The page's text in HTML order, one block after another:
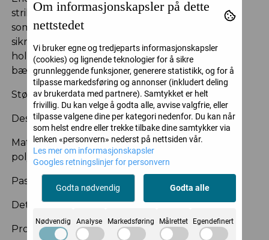
strikkede sokker med et delikat heklet mønster
som gir en raffinert tekstur. Den myke kanten
sikrer komfort, mens forsterket tåparti gir ekstra
holdbarhet. Laget av resirkulert garn for et mer
bærekraftig valg.
Størrelse: One size
Design: Strikkede sokker med heklet look
Materiale: 92% SENSIL® EcoCare resirkulert
polyamid, 8% creora® elastan
Passform: Myk kant for komfort
Detaljer: Forsterket tå
Produksjon: Laget i Italia
Om informasjonskapsler på dette
nettstedet
Vi bruker egne og tredjeparts informasjonskapsler
(cookies) og lignende teknologier for å sikre
grunnleggende funksjoner, generere statistikk, og for å
tilpasse markedsføring og annonser (inkludert deling
av brukerdata med partnere). Samtykket er helt
frivillig. Du kan velge å godta alle, avvise valgfrie, eller
tilpasse valgene dine per kategori nedenfor. Du kan når
som helst endre eller trekke tilbake dine samtykker via
lenken «personvern» nederst på nettsiden vår.
Les mer om informasjonskapsler
Googles retningslinjer for personvern
Godta nødvendig Godta alle
Nødvendig Analyse Markedsføring Målrettet Egendefinert